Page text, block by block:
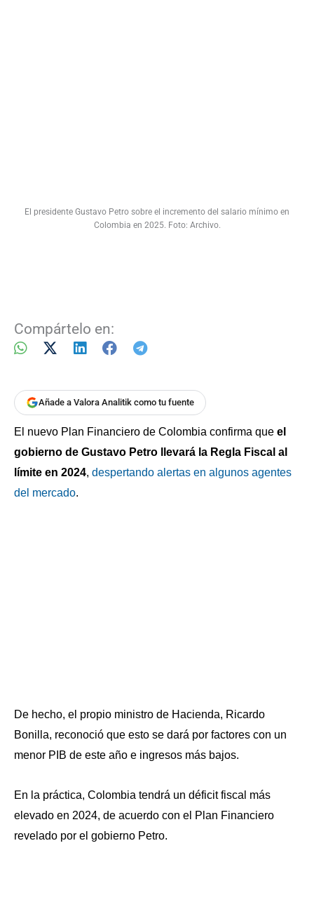
El presidente Gustavo Petro sobre el incremento del salario mínimo en
Colombia en 2025. Foto: Archivo.
Compártelo en:
Añade a Valora Analitik como tu fuente
El nuevo Plan Financiero de Colombia confirma que el
gobierno de Gustavo Petro llevará la Regla Fiscal al
límite en 2024, despertando alertas en algunos agentes
del mercado.
De hecho, el propio ministro de Hacienda, Ricardo
Bonilla, reconoció que esto se dará por factores con un
menor PIB de este año e ingresos más bajos.
En la práctica, Colombia tendrá un déficit fiscal más
elevado en 2024, de acuerdo con el Plan Financiero
revelado por el gobierno Petro.